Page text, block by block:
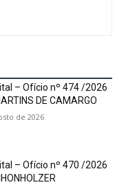
– Ofício nº 474 /2026
DE CAMARGO
de 2026
– Ofício nº 470 /2026